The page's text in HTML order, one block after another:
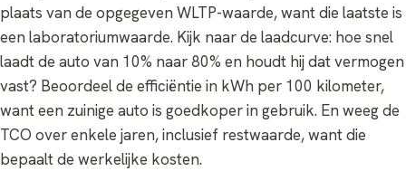
plaats van de opgegeven WLTP-waarde, want die laatste is
een laboratoriumwaarde. Kijk naar de laadcurve: hoe snel
laadt de auto van 10% naar 80% en houdt hij dat vermogen
vast? Beoordeel de efficiëntie in kWh per 100 kilometer,
want een zuinige auto is goedkoper in gebruik. En weeg de
TCO over enkele jaren, inclusief restwaarde, want die
bepaalt de werkelijke kosten.